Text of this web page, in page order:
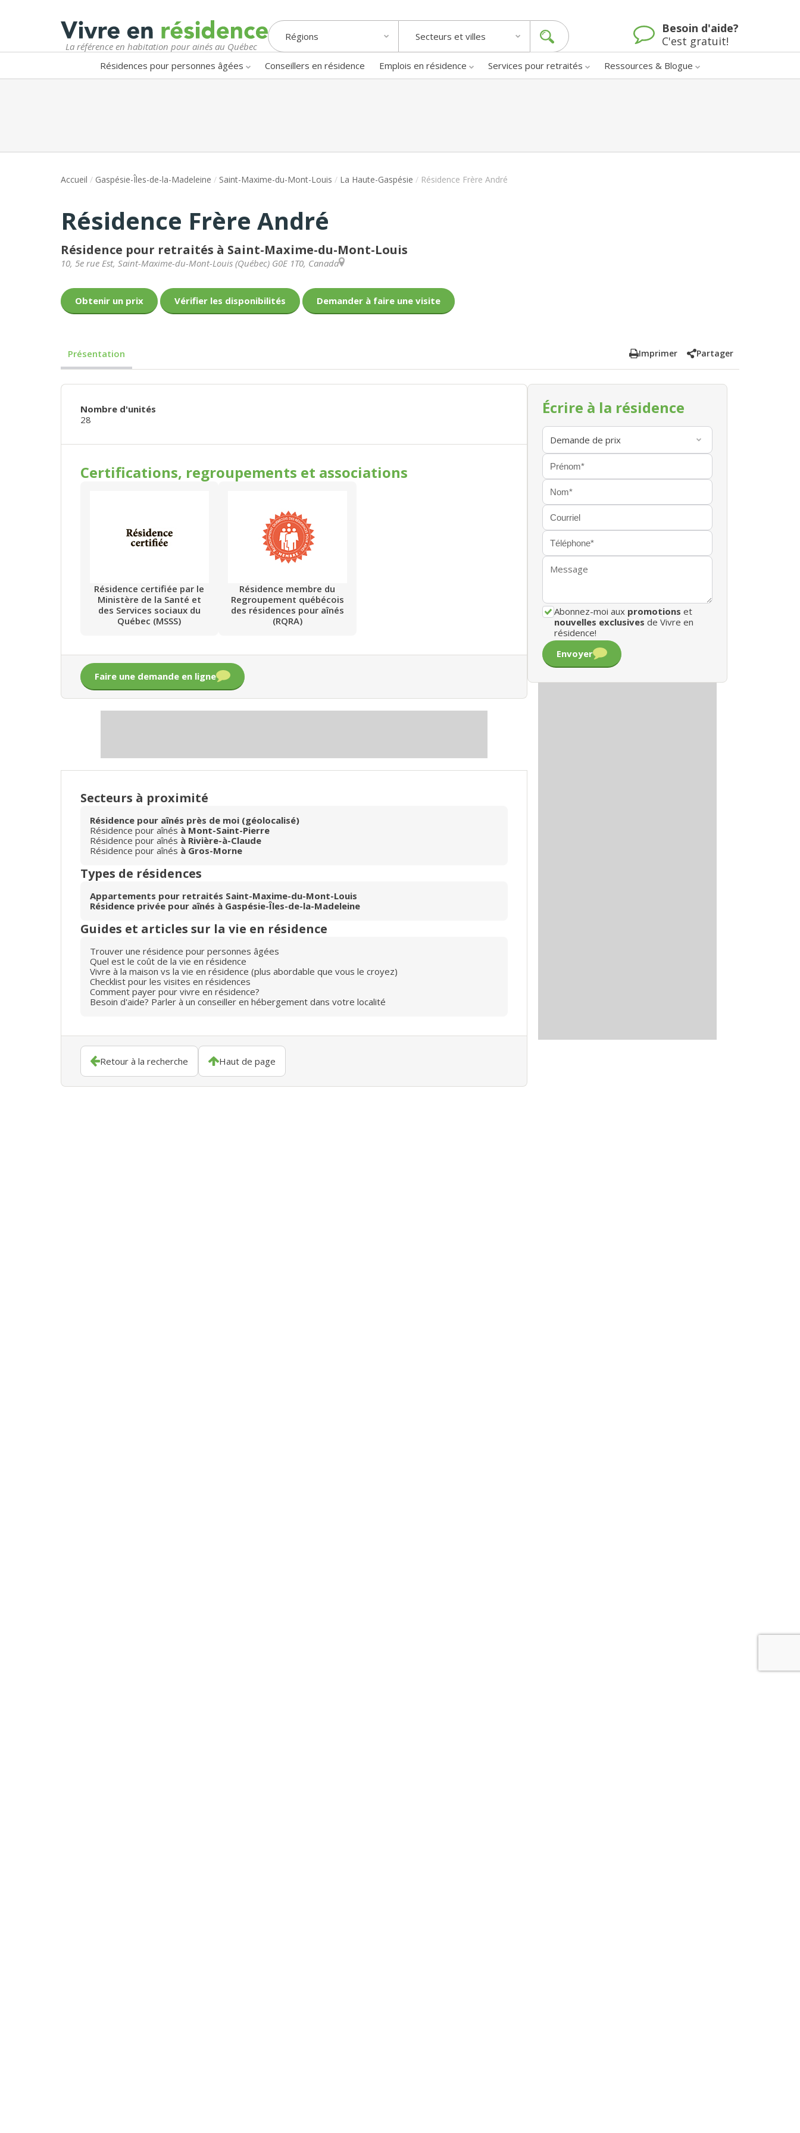
La référence en habitation pour ainés au Québec
Régions Secteurs et villes
Besoin d'aide?
C'est gratuit!
Résidences pour personnes âgées Conseillers en résidence Emplois en résidence Services pour retraités Ressources & Blogue
Accueil / Gaspésie-Îles-de-la-Madeleine / Saint-Maxime-du-Mont-Louis / La Haute-Gaspésie / Résidence Frère André
Résidence Frère André
Résidence pour retraités à Saint-Maxime-du-Mont-Louis
10, 5e rue Est, Saint-Maxime-du-Mont-Louis (Québec) G0E 1T0, Canada
Obtenir un prix Vérifier les disponibilités Demander à faire une visite
Présentation Imprimer Partager
Nombre d'unités
28
Certifications, regroupements et associations
Résidence certifiée par le
Ministère de la Santé et
des Services sociaux du
Québec (MSSS)
Résidence membre du
Regroupement québécois
des résidences pour aînés
(RQRA)
Faire une demande en ligne
Secteurs à proximité
Résidence pour aînés près de moi (géolocalisé)
Résidence pour aînés à Mont-Saint-Pierre
Résidence pour aînés à Rivière-à-Claude
Résidence pour aînés à Gros-Morne
Types de résidences
Appartements pour retraités Saint-Maxime-du-Mont-Louis
Résidence privée pour aînés à Gaspésie-Îles-de-la-Madeleine
Guides et articles sur la vie en résidence
Trouver une résidence pour personnes âgées
Quel est le coût de la vie en résidence
Vivre à la maison vs la vie en résidence (plus abordable que vous le croyez)
Checklist pour les visites en résidences
Comment payer pour vivre en résidence?
Besoin d'aide? Parler à un conseiller en hébergement dans votre localité
Retour à la recherche Haut de page
Écrire à la résidence
Abonnez-moi aux promotions et
nouvelles exclusives de Vivre en
résidence!
Envoyer